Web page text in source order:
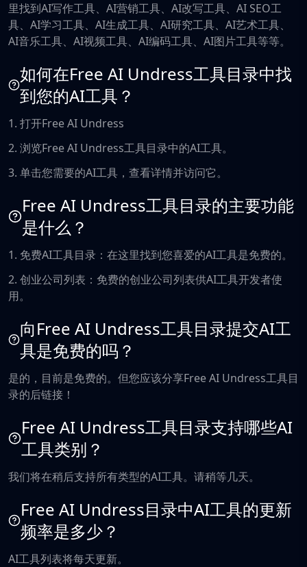
里找到AI写作工具、AI营销工具、AI改写工具、AI SEO工
具、AI学习工具、AI生成工具、AI研究工具、AI艺术工具、
AI音乐工具、AI视频工具、AI编码工具、AI图片工具等等。
如何在Free AI Undress工具目录中找
到您的AI工具？
1. 打开Free AI Undress
2. 浏览Free AI Undress工具目录中的AI工具。
3. 单击您需要的AI工具，查看详情并访问它。
Free AI Undress工具目录的主要功能
是什么？
1. 免费AI工具目录：在这里找到您喜爱的AI工具是免费的。
2. 创业公司列表：免费的创业公司列表供AI工具开发者使
用。
向Free AI Undress工具目录提交AI工
具是免费的吗？
是的，目前是免费的。但您应该分享Free AI Undress工具目
录的后链接！
Free AI Undress工具目录支持哪些AI
工具类别？
我们将在稍后支持所有类型的AI工具。请稍等几天。
Free AI Undress目录中AI工具的更新
频率是多少？
AI工具列表将每天更新。